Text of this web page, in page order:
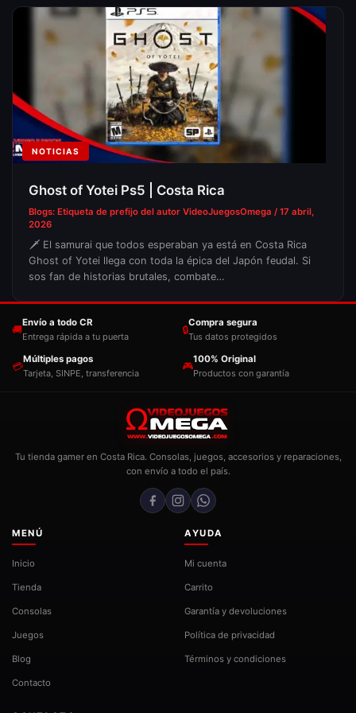
NOTICIAS
Ghost of Yotei Ps5 | Costa Rica
Blogs: Etiqueta de prefijo del autor VideoJuegosOmega / 17 abril,
2026
🗡️ El samurai que todos esperaban ya está en Costa Rica
Ghost of Yotei llega con toda la épica del Japón feudal. Si
sos fan de historias brutales, combate…
🚚
Envío a todo CR
Entrega rápida a tu puerta
🔒
Compra segura
Tus datos protegidos
💳
Múltiples pagos
Tarjeta, SINPE, transferencia
🎮
100% Original
Productos con garantía
Tu tienda gamer en Costa Rica. Consolas, juegos, accesorios y reparaciones,
con envío a todo el país.
MENÚ
Inicio
Tienda
Consolas
Juegos
Blog
Contacto
AYUDA
Mi cuenta
Carrito
Garantía y devoluciones
Política de privacidad
Términos y condiciones